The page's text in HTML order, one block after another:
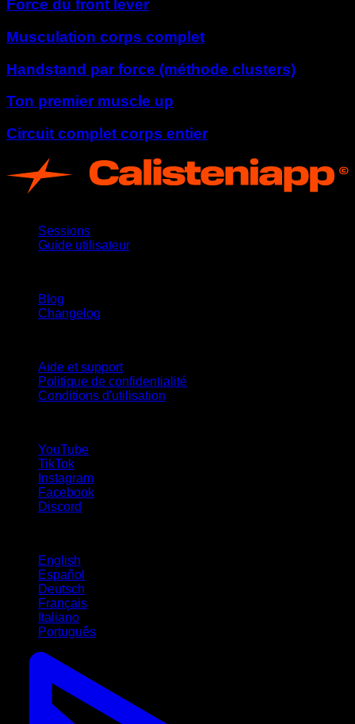
Force du front lever
Musculation corps complet
Handstand par force (méthode clusters)
Ton premier muscle up
Circuit complet corps entier
Sessions
Guide utilisateur
Blog
Changelog
Aide et support
Politique de confidentialité
Conditions d'utilisation
YouTube
TikTok
Instagram
Facebook
Discord
English
Español
Deutsch
Français
Italiano
Português